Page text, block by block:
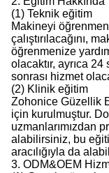
(1) Teknik eğitim
Makineyi
çalıştırılacağını,
öğrenmenize
olacaktır, ayrıca
sonrası hizmet
(2) Klinik eğitim
Zohonice Güzellik
için kurulmuştur.
uzmanlarımızdan
alabilirsiniz, bu
aracılığıyla da
3. ODM&OEM